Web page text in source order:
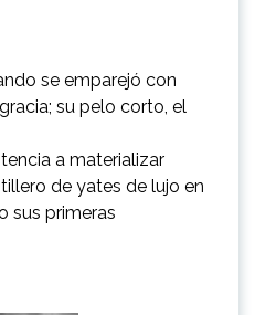
se emparejó con
su pelo corto, el
a materializar
de yates de lujo en
sus primeras